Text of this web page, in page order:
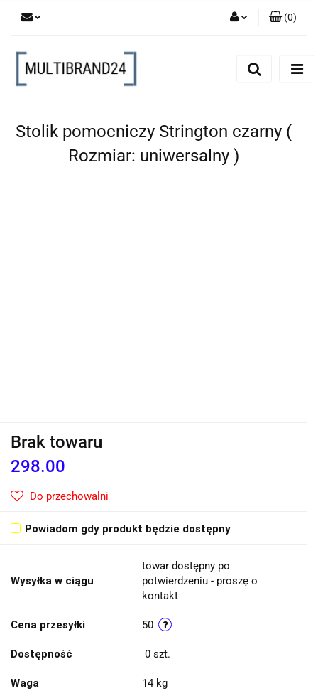
(0)
Stolik pomocniczy Strington czarny (
Rozmiar: uniwersalny )
Brak towaru
298.00
Do przechowalni
Powiadom gdy produkt będzie dostępny
Wysyłka w ciągu
towar dostępny po
potwierdzeniu - proszę o
kontakt
Cena przesyłki 50
Dostępność 0 szt.
Waga 14 kg